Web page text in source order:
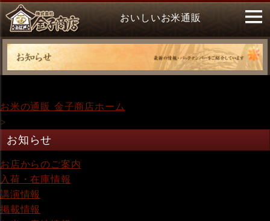
おいしいお米通販
お米の通販 金子商店ホーム
>
お知らせ
お店からのご案内
入荷・在庫情報
講演情報
掲載情報